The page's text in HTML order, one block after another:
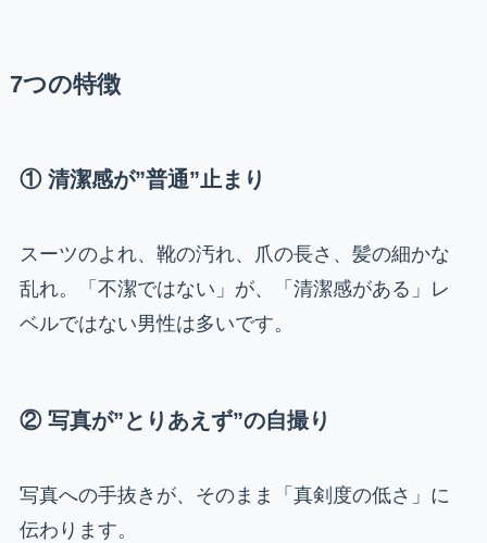
7つの特徴
① 清潔感が”普通”止まり
スーツのよれ、靴の汚れ、爪の長さ、髪の細かな
乱れ。「不潔ではない」が、「清潔感がある」レ
ベルではない男性は多いです。
② 写真が”とりあえず”の自撮り
写真への手抜きが、そのまま「真剣度の低さ」に
伝わります。